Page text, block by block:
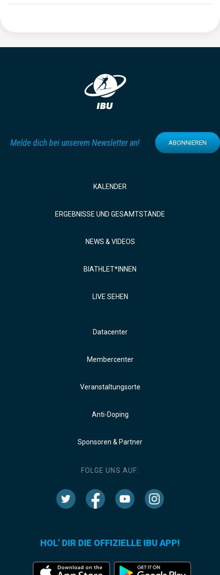
Melde dich bei unserem Newsletter an! ABONNIEREN
KALENDER
ERGEBNISSE UND GESAMTSTÄNDE
NEWS & VIDEOS
BIATHLET*INNEN
LIVE SEHEN
Datacenter
Membercenter
Veranstaltungsorte
Anti-Doping
Sponsoren & Partner
FOLGE UNS AUF:
HOL' DIR DIE OFFIZIELLE IBU APP!